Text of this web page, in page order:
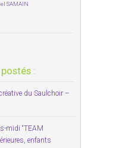
SAMAIN
:
du Saulchoir –
midi “TEAM
enfants